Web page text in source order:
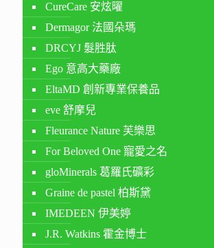
CureCare 安炫曜
Dermagor 法國朵瑪
DRCYJ 髮胜肽
Ego 意高大藥廠
EltaMD 創新專業保養品
eve 舒摩兒
Fleurance Nature 芙樂思
For Beloved One 寵愛之名
gloMinerals 葛羅氏礦彩
Graine de pastel 柏斯黛
IMEDEEN 伊美婷
J.R. Watkins 霍金博士